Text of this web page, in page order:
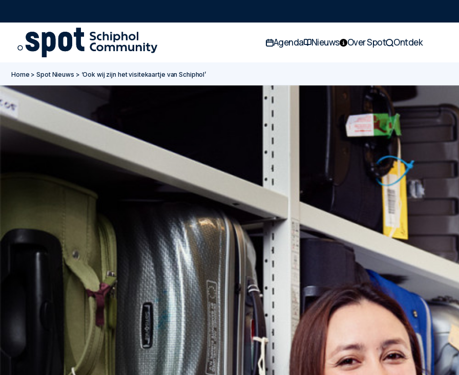
Go to main content
Go to footer
Go to accessibility settings
Agenda Nieuws Over Spot Ontdek
Home >Spot Nieuws > ‘Ook wij zijn het visitekaartje van Schiphol’